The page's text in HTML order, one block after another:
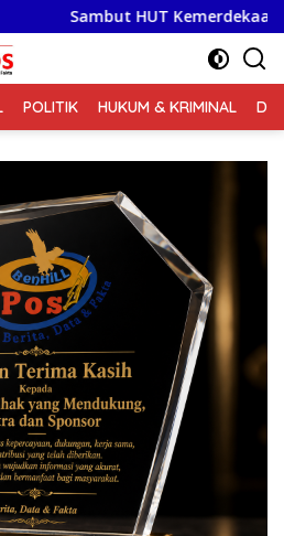
RI Ke-81, Satlantas
POLITIK HUKUM & KRIMINAL